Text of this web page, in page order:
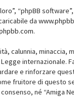
“phpBB
da
.
calunnia,
e rinforzare
fruitore di questo
né